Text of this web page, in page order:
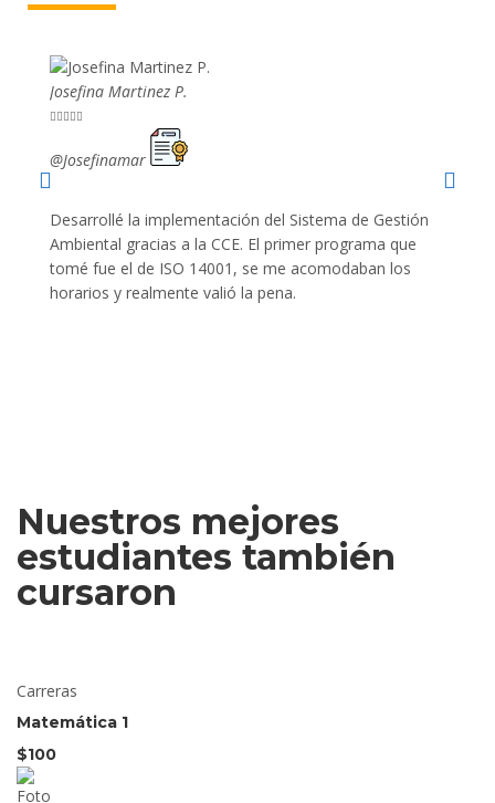
Josefina Martinez P.

@Josefinamar
Desarrollé la implementación del Sistema de Gestión
Ambiental gracias a la CCE. El primer programa que
tomé fue el de ISO 14001, se me acomodaban los
horarios y realmente valió la pena.
Nuestros mejores
estudiantes también
cursaron
Carreras
Matemática 1
$100